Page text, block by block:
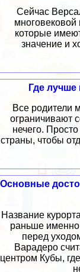
Сейчас
многовековой
которые
значение и
Где лучше
Все родители
ограничивают
нечего.
страны, чтобы
Основные
Название
раньше именно
перед
Варадеро
центром Кубы,